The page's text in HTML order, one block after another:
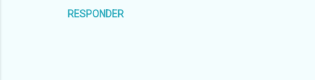
RESPONDER